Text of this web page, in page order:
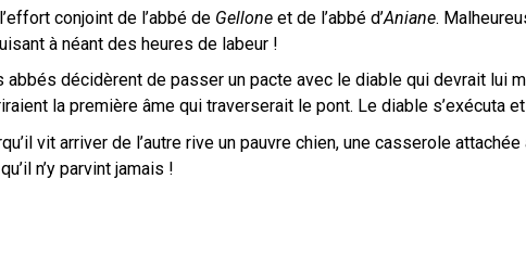
conjoint de l’abbé de Gellone et de l’abbé d’Aniane.
à néant des heures de labeur !
abbés décidèrent de passer un pacte avec le diable qui devrait lui
la première âme qui traverserait le pont. Le diable s’exécuta
vit arriver de l’autre rive un pauvre chien, une casserole
n’y parvint jamais !